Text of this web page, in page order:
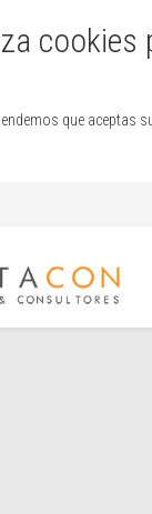
cookies
que aceptas